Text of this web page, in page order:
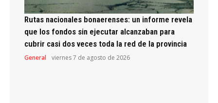
Rutas nacionales bonaerenses: un informe revela
que los fondos sin ejecutar alcanzaban para
cubrir casi dos veces toda la red de la provincia
General viernes 7 de agosto de 2026